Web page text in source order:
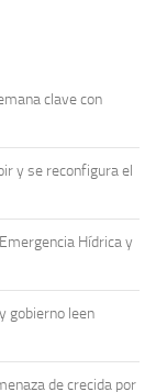
clave con
y se reconfigura el
Hídrica y
gobierno leen
de crecida por